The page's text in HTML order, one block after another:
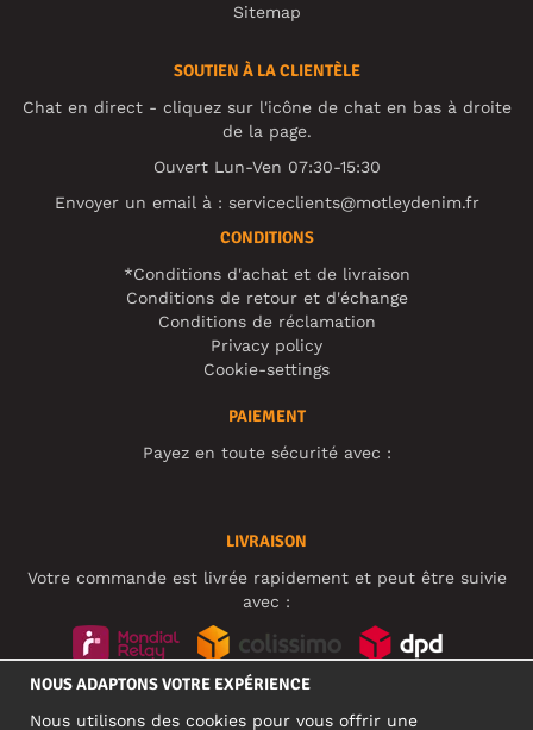
Sitemap
SOUTIEN À LA CLIENTÈLE
Chat en direct - cliquez sur l'icône de chat en bas à droite
de la page.
Ouvert Lun-Ven 07:30-15:30
Envoyer un email à : serviceclients@motleydenim.fr
CONDITIONS
*Conditions d'achat et de livraison
Conditions de retour et d'échange
Conditions de réclamation
Privacy policy
Cookie-settings
PAIEMENT
Payez en toute sécurité avec :
LIVRAISON
Votre commande est livrée rapidement et peut être suivie
avec :
NOUS ADAPTONS VOTRE EXPÉRIENCE
Nous utilisons des cookies pour vous offrir une